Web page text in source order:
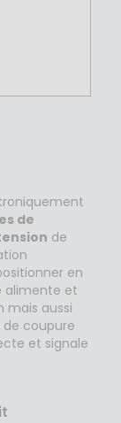
de
de
en
alimente et
mais aussi
de coupure
et signale